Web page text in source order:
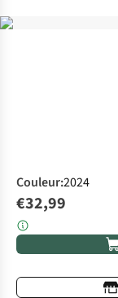
Couleur:2024
€32,99